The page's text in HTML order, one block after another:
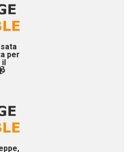
per
il